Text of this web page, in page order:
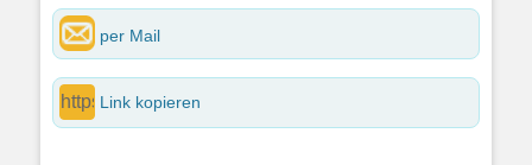
per Mail
Link kopieren